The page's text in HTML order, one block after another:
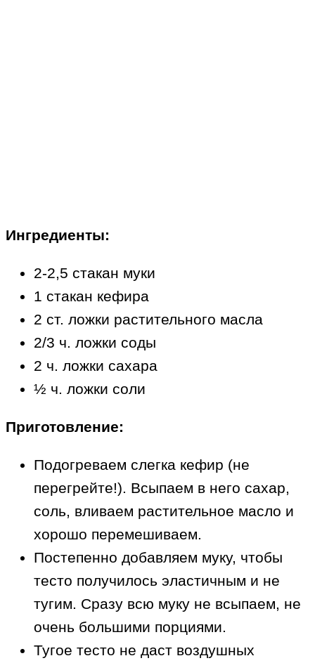
Ингредиенты:
2-2,5 стакан муки
1 стакан кефира
2 ст. ложки растительного масла
2/3 ч. ложки соды
2 ч. ложки сахара
½ ч. ложки соли
Приготовление:
Подогреваем слегка кефир (не
перегрейте!). Всыпаем в него сахар,
соль, вливаем растительное масло и
хорошо перемешиваем.
Постепенно добавляем муку, чтобы
тесто получилось эластичным и не
тугим. Сразу всю муку не всыпаем, не
очень большими порциями.
Тугое тесто не даст воздушных